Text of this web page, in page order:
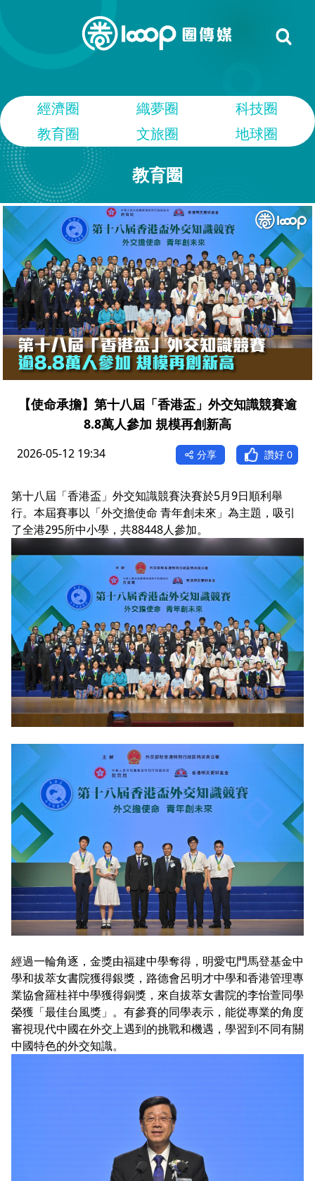
經濟圈 織夢圈
科技圈
教育圈
文旅圈 地球圈
教育圈
【使命承擔】第十八屆「香港盃」外交知識競賽逾
8.8萬人參加 規模再創新高
2026-05-12 19:34 分享 讚好 0
第十八屆「香港盃」外交知識競賽決賽於5月9日順利舉
行。本屆賽事以「外交擔使命 青年創未來」為主題，吸引
了全港295所中小學，共88448人參加。
經過一輪角逐，金獎由福建中學奪得，明愛屯門馬登基金中
學和拔萃女書院獲得銀獎，路德會呂明才中學和香港管理專
業協會羅桂祥中學獲得銅獎，來自拔萃女書院的李怡萱同學
榮獲「最佳台風獎」。有參賽的同學表示，能從專業的角度
審視現代中國在外交上遇到的挑戰和機遇，學習到不同有關
中國特色的外交知識。